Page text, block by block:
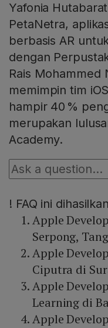
Yafonia
PetaNetra,
berbasis AR
dengan
Rais Mohammed
memimpin tim
hampir 40 %
merupakan
Academy.
! FAQ ini
Apple
Serpong,
Apple
Ciputra di
Apple
Learning di
Apple